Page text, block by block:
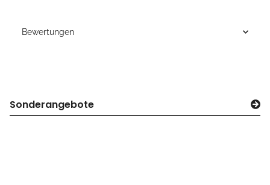
Bewertungen
Sonderangebote